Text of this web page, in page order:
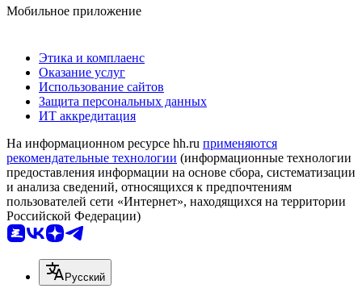
Мобильное приложение
Этика и комплаенс
Оказание услуг
Использование сайтов
Защита персональных данных
ИТ аккредитация
На информационном ресурсе hh.ru применяются
рекомендательные технологии (информационные технологии
предоставления информации на основе сбора, систематизации
и анализа сведений, относящихся к предпочтениям
пользователей сети «Интернет», находящихся на территории
Российской Федерации)
Русский